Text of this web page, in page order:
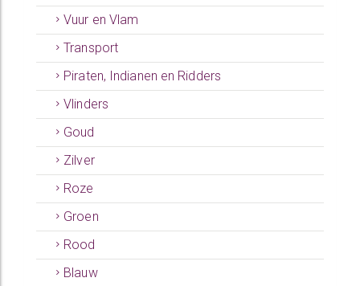
Vuur en Vlam
Transport
Piraten, Indianen en Ridders
Vlinders
Goud
Zilver
Roze
Groen
Rood
Blauw